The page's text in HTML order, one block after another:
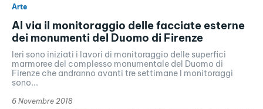
Arte
Al via il monitoraggio delle facciate esterne
dei monumenti del Duomo di Firenze
Ieri sono iniziati i lavori di monitoraggio delle superfici
marmoree del complesso monumentale del Duomo di
Firenze che andranno avanti tre settimane I monitoraggi
sono...
6 Novembre 2018